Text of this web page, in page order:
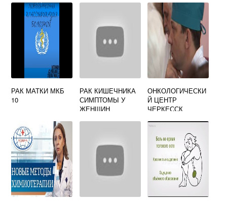
РАК МАТКИ МКБ
10
РАК КИШЕЧНИКА
СИМПТОМЫ У
ЖЕНЩИН
ОНКОЛОГИЧЕСКИ
Й ЦЕНТР
ЧЕРКЕССК